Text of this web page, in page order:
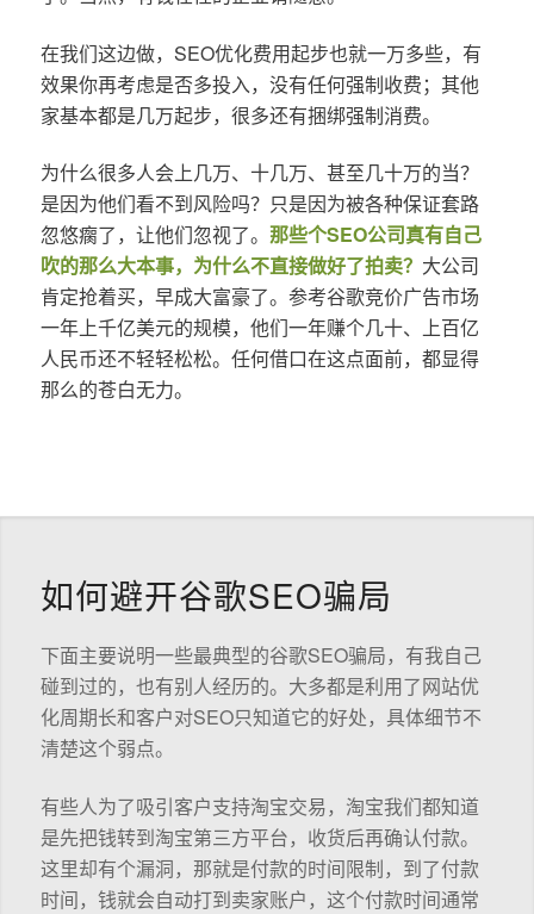
在我们这边做，SEO优化费用起步也就一万多些，有
效果你再考虑是否多投入，没有任何强制收费；其他
家基本都是几万起步，很多还有捆绑强制消费。
为什么很多人会上几万、十几万、甚至几十万的当？
是因为他们看不到风险吗？只是因为被各种保证套路
忽悠瘸了，让他们忽视了。 那些个SEO公司真有自己
吹的那么大本事，为什么不直接做好了拍卖？ 大公司
肯定抢着买，早成大富豪了。参考谷歌竞价广告市场
一年上千亿美元的规模，他们一年赚个几十、上百亿
人民币还不轻轻松松。任何借口在这点面前，都显得
那么的苍白无力。
如何避开谷歌SEO骗局
下面主要说明一些最典型的谷歌SEO骗局，有我自己
碰到过的，也有别人经历的。大多都是利用了网站优
化周期长和客户对SEO只知道它的好处，具体细节不
清楚这个弱点。
有些人为了吸引客户支持淘宝交易，淘宝我们都知道
是先把钱转到淘宝第三方平台，收货后再确认付款。
这里却有个漏洞，那就是付款的时间限制，到了付款
时间，钱就会自动打到卖家账户，这个付款时间通常